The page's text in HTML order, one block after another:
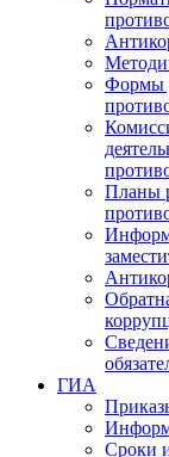
Формы
Планы
ГИА
Сроки